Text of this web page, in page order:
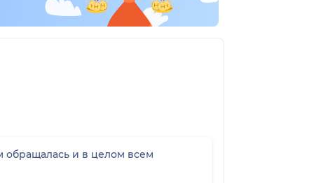
обращалась и в целом всем